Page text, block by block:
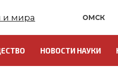
ОМСК
НОВОСТИ НАУКИ